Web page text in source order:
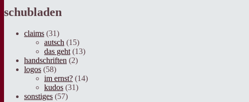
schubladen
claims (31)
autsch (15)
das geht (13)
handschriften (2)
logos (58)
im ernst? (14)
kudos (31)
sonstiges (57)